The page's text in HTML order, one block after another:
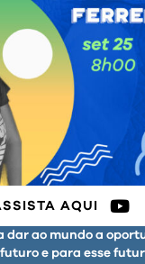
AQUI
dar ao mundo a
e para esse